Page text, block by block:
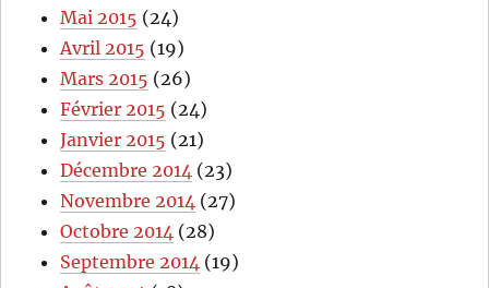
Mai 2015 (24)
Avril 2015 (19)
Mars 2015 (26)
Février 2015 (24)
Janvier 2015 (21)
Décembre 2014 (23)
Novembre 2014 (27)
Octobre 2014 (28)
Septembre 2014 (19)